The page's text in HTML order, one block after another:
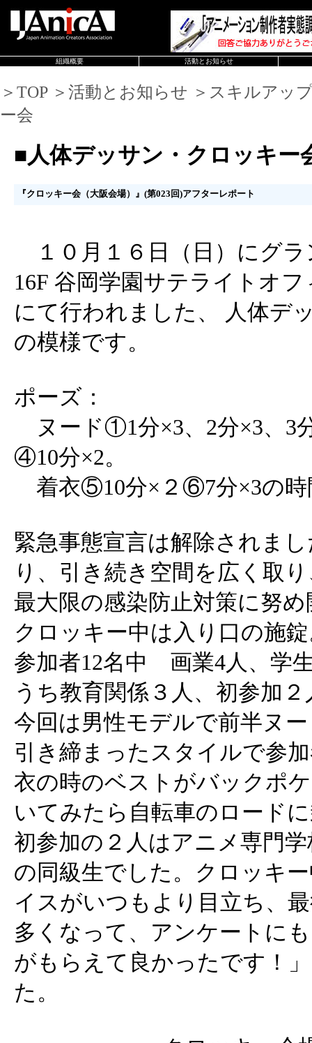
組織概要 活動とお知らせ
＞TOP ＞活動とお知らせ ＞スキルアッ
ー会
■人体デッサン・クロッキー
『クロッキー会（大阪会場）』(第023回)アフターレポート
１０月１６日（日）にグラ
16F 谷岡学園サテライトオ
にて行われました、 人体デ
の模様です。
ポーズ：
ヌード①1分×3、2分×3、3
④10分×2。
着衣⑤10分×２⑥7分×3の時
緊急事態宣言は解除されま
り、引き続き空間を広く取
最大限の感染防止対策に努め
クロッキー中は入り口の施
参加者12名中 画業4人、学
うち教育関係３人、初参加２
今回は男性モデルで前半ヌ
引き締まったスタイルで参
衣の時のベストがバックポ
いてみたら自転車のロード
初参加の２人はアニメ専門
の同級生でした。クロッキ
イスがいつもより目立ち、
多くなって、アンケートに
がもらえて良かったです！
た。